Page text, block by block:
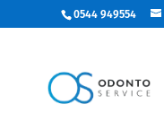
0544 949554
In offerta!